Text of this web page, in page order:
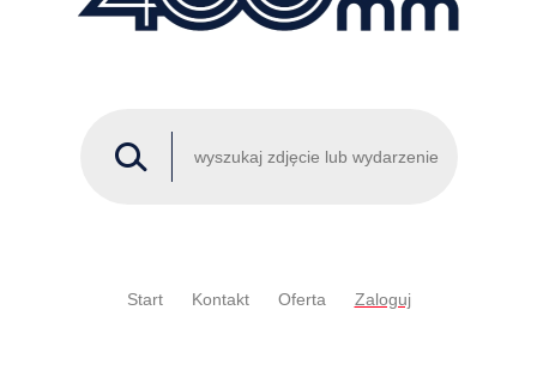
Start Kontakt Oferta Zaloguj